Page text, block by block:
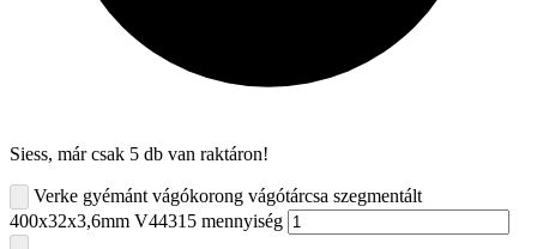
Siess, már csak 5 db van raktáron!
Verke gyémánt vágókorong vágótárcsa szegmentált
400x32x3,6mm V44315 mennyiség